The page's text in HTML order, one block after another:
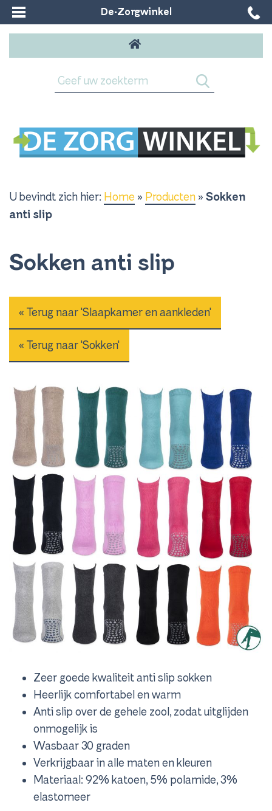
De-Zorgwinkel
U bevindt zich hier: Home » Producten » Sokken
anti slip
Sokken anti slip
« Terug naar 'Slaapkamer en aankleden'
« Terug naar 'Sokken'
Zeer goede kwaliteit anti slip sokken
Heerlijk comfortabel en warm
Anti slip over de gehele zool, zodat uitglijden
onmogelijk is
Wasbaar 30 graden
Verkrijgbaar in alle maten en kleuren
Materiaal: 92% katoen, 5% polamide, 3%
elastomeer